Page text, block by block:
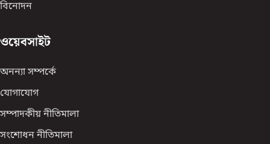
বিনোদন
ওয়েবসাইট
অনন্যা সম্পর্কে
যোগাযোগ
সম্পাদকীয় নীতিমালা
সংশোধন নীতিমালা